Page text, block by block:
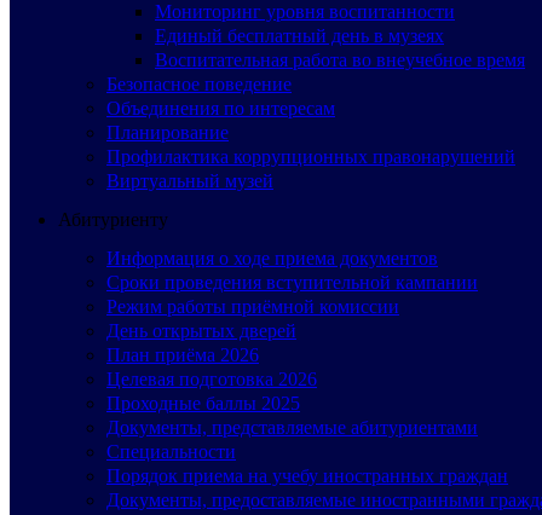
Мониторинг уровня воспитанности
Единый бесплатный день в музеях
Воспитательная работа во внеучебное время
Безопасное поведение
Объединения по интересам
Планирование
Профилактика коррупционных правонарушений
Виртуальный музей
Абитуриенту
Информация о ходе приема документов
Сроки проведения вступительной кампании
Режим работы приёмной комиссии
День открытых дверей
План приёма 2026
Целевая подготовка 2026
Проходные баллы 2025
Документы, представляемые абитуриентами
Специальности
Порядок приема на учебу иностранных граждан
Документы, предоставляемые иностранными